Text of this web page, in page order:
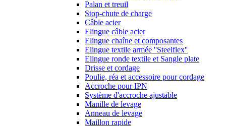
Palan et treuil
Stop-chute de charge
Câble acier
Elingue câble acier
Elingue chaîne et composantes
Elingue textile armée ''Steelflex''
Elingue ronde textile et Sangle plate
Drisse et cordage
Poulie, réa et accessoire pour cordage
Accroche pour IPN
Système d'accroche ajustable
Manille de levage
Anneau de levage
Maillon rapide